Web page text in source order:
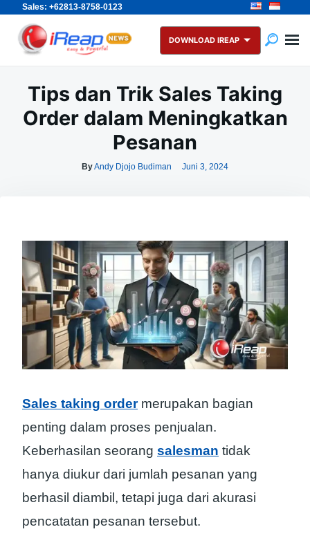
Sales: +62813-8758-0123
Skip
content
Search
for:
DOWNLOAD IREAP
Tips dan Trik Sales Taking
Order dalam Meningkatkan
Pesanan
ByAndy Djojo Budiman Juni 3, 2024
Sales taking ordermerupakan bagian
penting dalam proses penjualan.
Keberhasilan seorang salesman tidak
hanya diukur dari jumlah pesanan yang
berhasil diambil, tetapi juga dari akurasi
pencatatan pesanan tersebut.